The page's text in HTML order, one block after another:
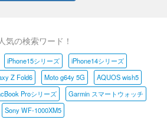
人気の検索ワード！
iPhone15シリーズ
iPhone14シリーズ
Z Fold6 Moto g64y 5G
AQUOS wish5
Proシリーズ
Garmin スマートウォッチ
Sony WF-1000XM5